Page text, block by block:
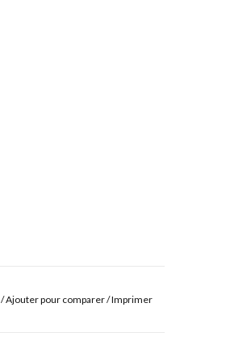
/Ajouter pour comparer/Imprimer